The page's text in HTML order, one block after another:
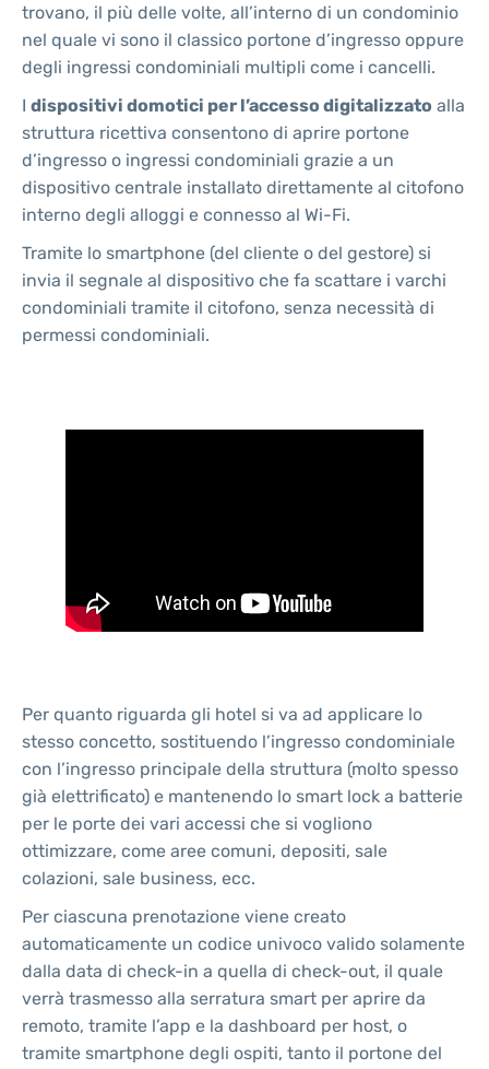
trovano, il più delle volte, all’interno di un condominio
nel quale vi sono il classico portone d’ingresso oppure
degli ingressi condominiali multipli come i cancelli.
I dispositivi domotici per l’accesso digitalizzato alla
struttura ricettiva consentono di aprire portone
d’ingresso o ingressi condominiali grazie a un
dispositivo centrale installato direttamente al citofono
interno degli alloggi e connesso al Wi-Fi.
Tramite lo smartphone (del cliente o del gestore) si
invia il segnale al dispositivo che fa scattare i varchi
condominiali tramite il citofono, senza necessità di
permessi condominiali.
Per quanto riguarda gli hotel si va ad applicare lo
stesso concetto, sostituendo l’ingresso condominiale
con l’ingresso principale della struttura (molto spesso
già elettrificato) e mantenendo lo smart lock a batterie
per le porte dei vari accessi che si vogliono
ottimizzare, come aree comuni, depositi, sale
colazioni, sale business, ecc.
Per ciascuna prenotazione viene creato
automaticamente un codice univoco valido solamente
dalla data di check-in a quella di check-out, il quale
verrà trasmesso alla serratura smart per aprire da
remoto, tramite l’app e la dashboard per host, o
tramite smartphone degli ospiti, tanto il portone del